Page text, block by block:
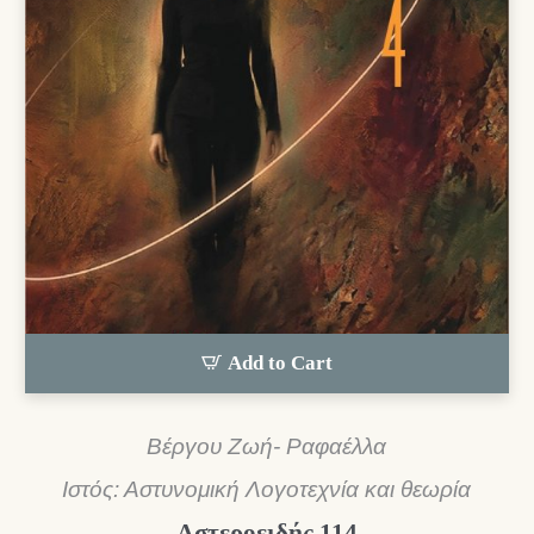
Add to Cart
Βέργου Ζωή- Ραφαέλλα
Ιστός: Αστυνομική Λογοτεχνία και θεωρία